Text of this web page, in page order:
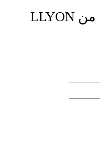
حاسبة سعر الصرف من LLYON